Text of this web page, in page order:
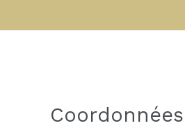
Coordonnées